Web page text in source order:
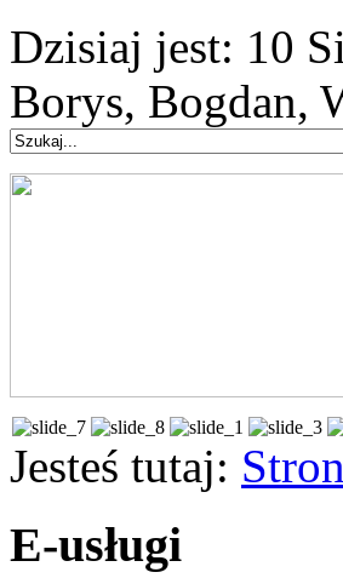
Dzisiaj jest: 10
Borys, Bogdan,
Jesteś tutaj:
E-usługi